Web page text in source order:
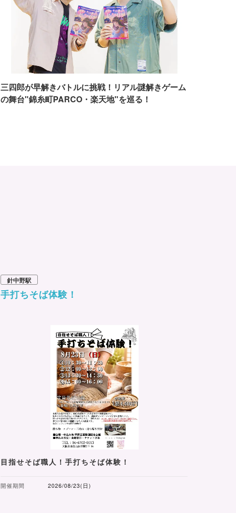
三四郎が早解きバトルに挑戦！リアル謎解きゲーム
の舞台"錦糸町PARCO・楽天地"を巡る！
針中野駅
手打ちそば体験！
目指せそば職人！手打ちそば体験！
開催期間 2026/08/23(日)